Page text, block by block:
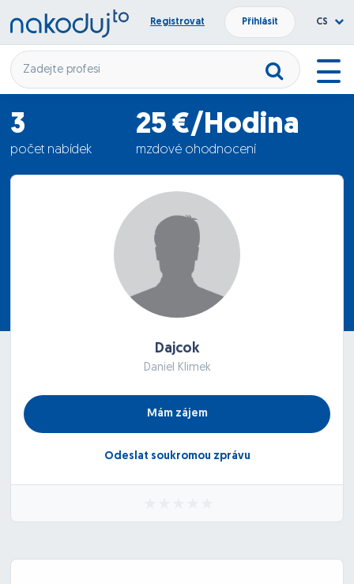
Registrovat Přihlásit CS
3
počet nabídek
25 €/Hodina
mzdové ohodnocení
25.10.2023
Dajcok
Daniel Klimek
Mám zájem
Odeslat soukromou zprávu